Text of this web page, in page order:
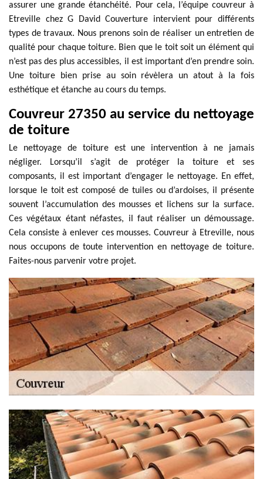
assurer une grande étanchéité. Pour cela, l’équipe couvreur à
Etreville chez G David Couverture intervient pour différents
types de travaux. Nous prenons soin de réaliser un entretien de
qualité pour chaque toiture. Bien que le toit soit un élément qui
n’est pas des plus accessibles, il est important d’en prendre soin.
Une toiture bien prise au soin révèlera un atout à la fois
esthétique et étanche au cours du temps.
Couvreur 27350 au service du nettoyage
de toiture
Le nettoyage de toiture est une intervention à ne jamais
négliger. Lorsqu’il s’agit de protéger la toiture et ses
composants, il est important d’engager le nettoyage. En effet,
lorsque le toit est composé de tuiles ou d’ardoises, il présente
souvent l’accumulation des mousses et lichens sur la surface.
Ces végétaux étant néfastes, il faut réaliser un démoussage.
Cela consiste à enlever ces mousses. Couvreur à Etreville, nous
nous occupons de toute intervention en nettoyage de toiture.
Faites-nous parvenir votre projet.